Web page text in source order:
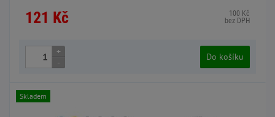
121 Kč
100 Kč
bez DPH
+
-
Do košíku
Skladem